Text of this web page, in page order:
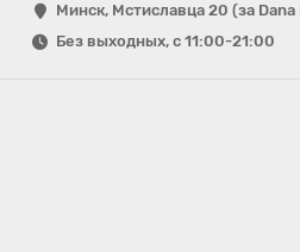
Минск, Мстиславца 20 (за Dana
Без выходных, с 11:00-21:00